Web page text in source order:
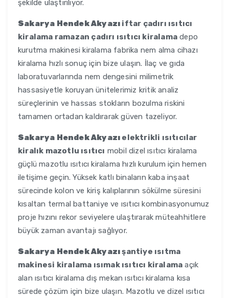
şekilde ulaştırılıyor.
Sakarya Hendek Akyazı iftar çadırı ısıtıcı
kiralama ramazan çadırı ısıtıcı kiralama depo
kurutma makinesi kiralama fabrika nem alma cihazı
kiralama hızlı sonuç için bize ulaşın. İlaç ve gıda
laboratuvarlarında nem dengesini milimetrik
hassasiyetle koruyan ünitelerimiz kritik analiz
süreçlerinin ve hassas stokların bozulma riskini
tamamen ortadan kaldırarak güven tazeliyor.
Sakarya Hendek Akyazı elektrikli ısıtıcılar
kiralık mazotlu ısıtıcı mobil dizel ısıtıcı kiralama
güçlü mazotlu ısıtıcı kiralama hızlı kurulum için hemen
iletişime geçin. Yüksek katlı binaların kaba inşaat
sürecinde kolon ve kiriş kalıplarının sökülme süresini
kısaltan termal battaniye ve ısıtıcı kombinasyonumuz
proje hızını rekor seviyelere ulaştırarak müteahhitlere
büyük zaman avantajı sağlıyor.
Sakarya Hendek Akyazışantiye ısıtma
makinesi kiralama ısımak ısıtıcı kiralama açık
alan ısıtıcı kiralama dış mekan ısıtıcı kiralama kısa
sürede çözüm için bize ulaşın. Mazotlu ve dizel ısıtıcı